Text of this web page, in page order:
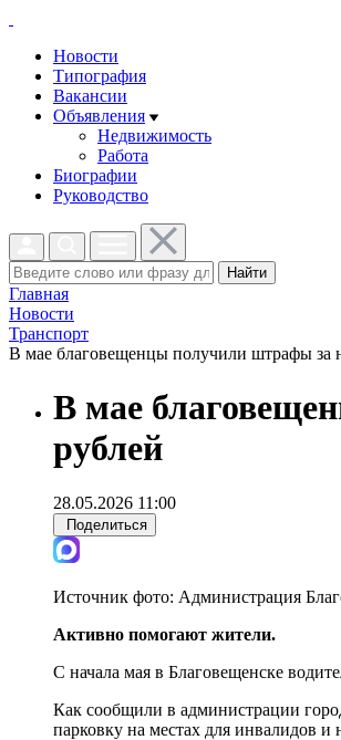
Новости
Типография
Вакансии
Объявления
Недвижимость
Работа
Биографии
Руководство
Найти
Главная
Новости
Транспорт
В мае благовещенцы получили штрафы за
В мае
рублей
28.05.2026 11:00
Поделиться
Источник фото: Администрация
Активно помогают жители.
С начала мая в Благовещенске
Как сообщили в администрации
парковку на местах для инвалидов